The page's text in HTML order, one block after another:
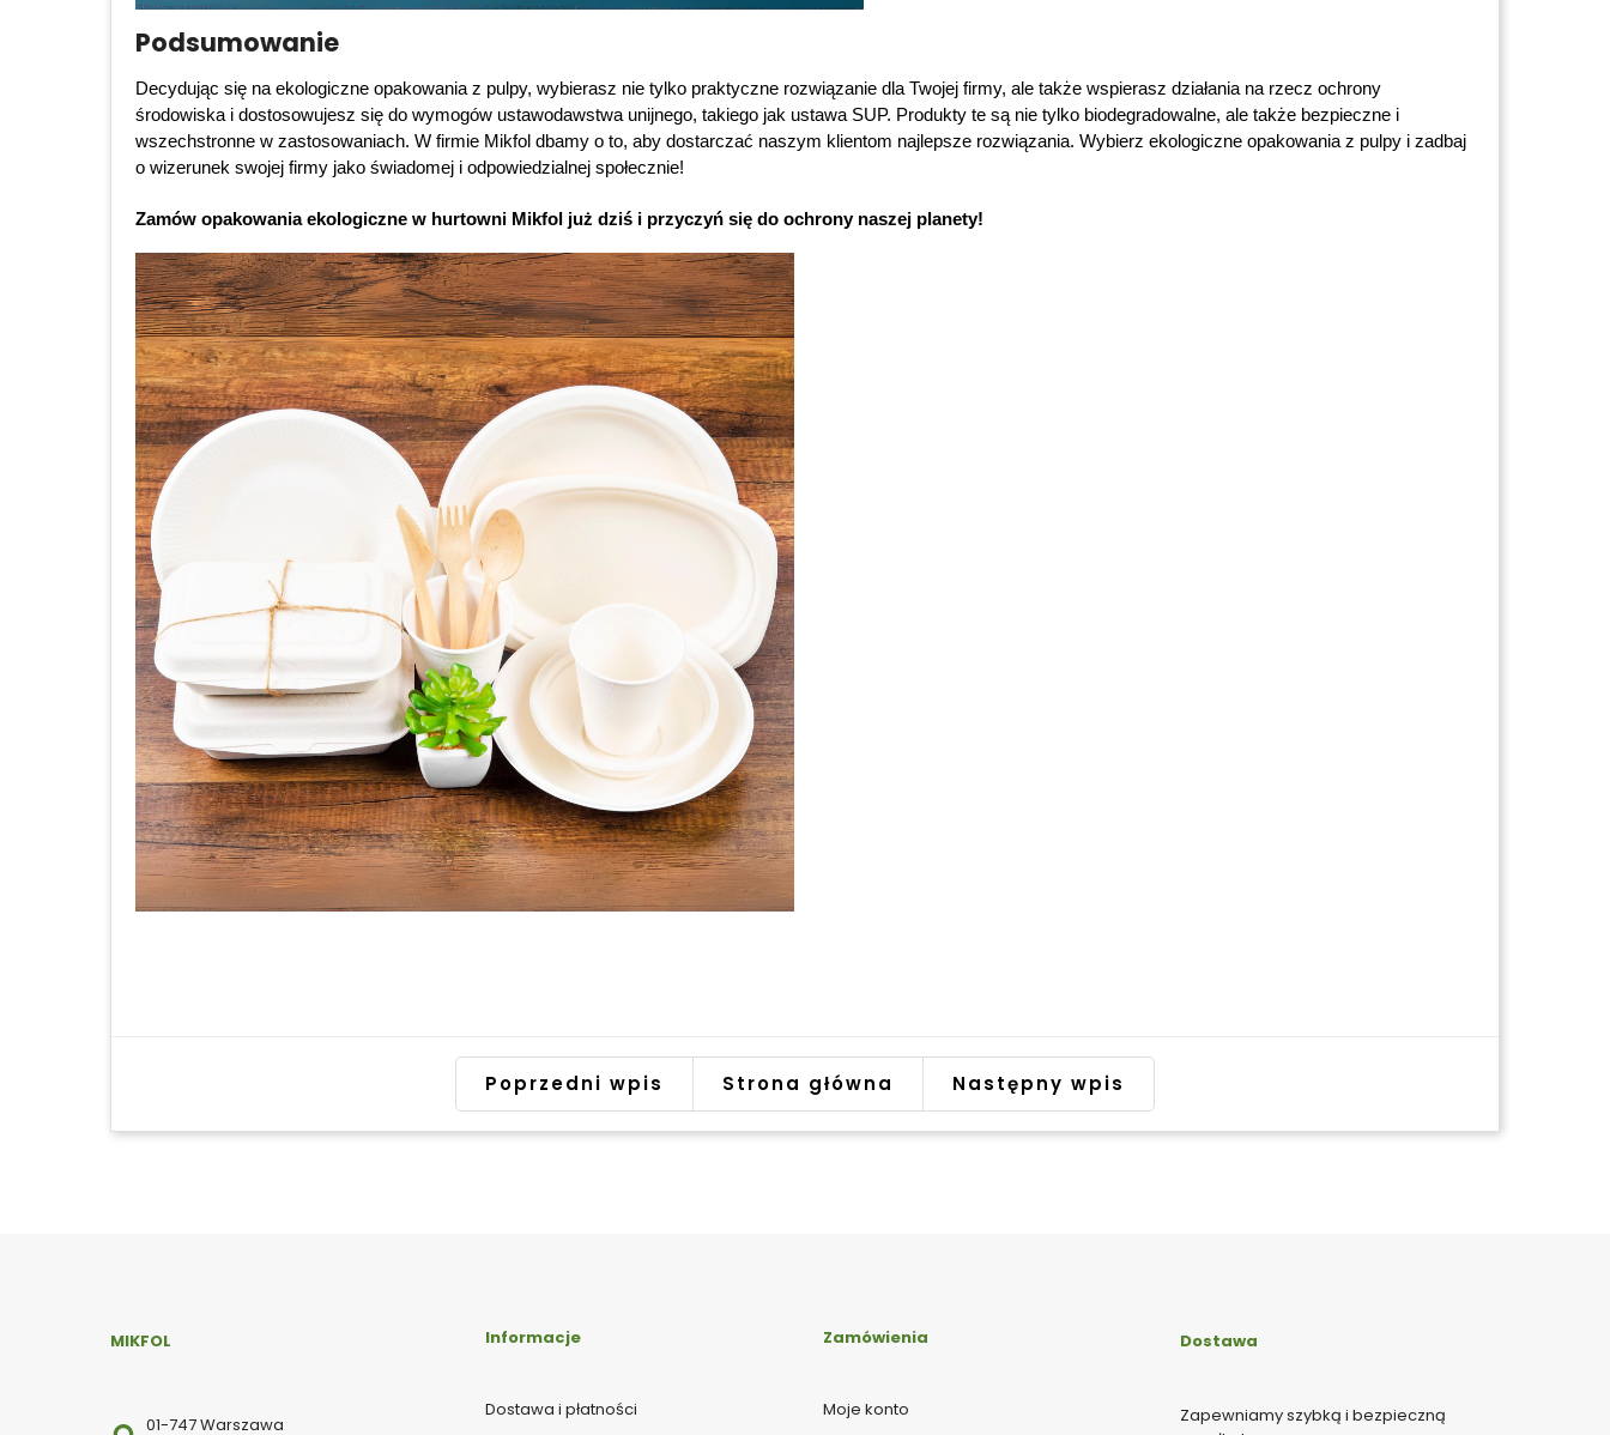
Podsumowanie
Decydując się na ekologiczne opakowania z pulpy, wybierasz nie tylko praktyczne rozwiązanie dla Twojej firmy, ale także wspierasz działania na rzecz ochrony
środowiska i dostosowujesz się do wymogów ustawodawstwa unijnego, takiego jak ustawa SUP. Produkty te są nie tylko biodegradowalne, ale także bezpieczne i
wszechstronne w zastosowaniach. W firmie Mikfol dbamy o to, aby dostarczać naszym klientom najlepsze rozwiązania. Wybierz ekologiczne opakowania z pulpy i zadbaj
o wizerunek swojej firmy jako świadomej i odpowiedzialnej społecznie!
Zamów opakowania ekologiczne w hurtowni Mikfol już dziś i przyczyń się do ochrony naszej planety!
Poprzedni wpis Strona główna Następny wpis
MIKFOL
01-747 Warszawa
Informacje
Dostawa i płatności
Zamówienia
Moje konto
Dostawa
Zapewniamy szybką i bezpieczną